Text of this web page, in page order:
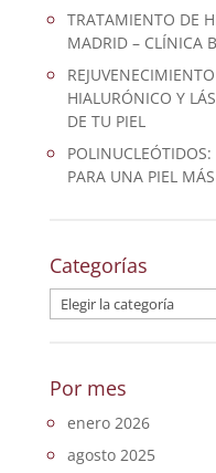
TRATAMIENTO DE
MADRID – CLÍNICA
HIALURÓNICO Y
DE TU PIEL
PARA UNA PIEL
Categorías
Categorías
Por mes
enero 2026
agosto 2025